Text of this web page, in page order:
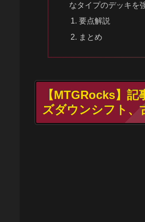
なタイプのデッキを
要点解説
まとめ
【MTGRocks】
ズダウンシフト、